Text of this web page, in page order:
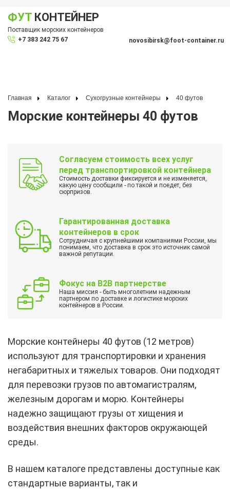
ФУТ КОНТЕЙНЕР
Поставщик морских контейнеров
+7 383 242 75 67
novosibirsk@foot-container.ru
Главная Каталог Сухогрузные контейнеры 40 футов
Морские контейнеры 40 футов
Согласуем стоимость всех услуг
перед транспортировкой контейнера
Стоимость доставки фиксируется и не изменяется,
какую цену сообщили - по такой и поедет, без
сюрпризов.
Гарантированная доставка
контейнеров в срок
Сотрудничая с крупнейшими компаниями России, мы
понимаем, что доставка в срок это источник самой
важной репутации.
Фокус на B2B партнерстве
Наша миссия - быть многолетним надежным
партнером по доставке и логистике морских
контейнеров в России.
Морские контейнеры 40 футов (12 метров)
используют для транспортировки и хранения
негабаритных и тяжелых товаров. Они подходят
для перевозки грузов по автомагистралям,
железным дорогам и морю. Контейнеры
надежно защищают грузы от хищения и
воздействия внешних факторов окружающей
среды.
В нашем каталоге представлены доступные как
стандартные варианты, так и
меню